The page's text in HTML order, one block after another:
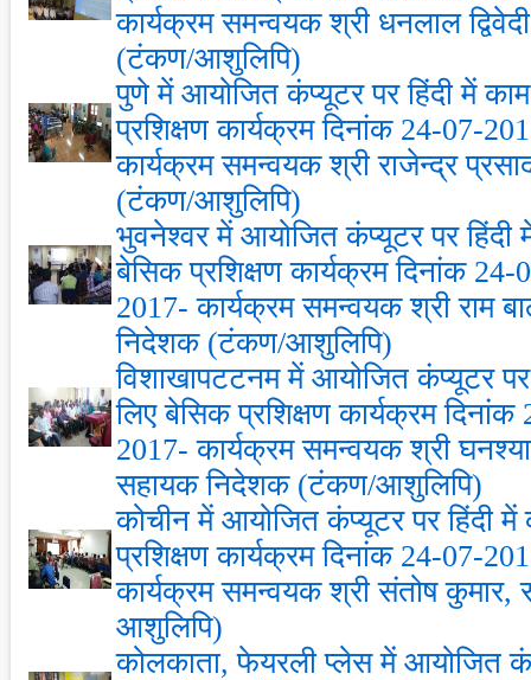
कार्यक्रम समन्‍वयक श्री धनलाल
(टंकण/आशुलिपि)
पुणे में आयोजित कंप्‍यूटर पर हिंदी में
प्रशिक्षण कार्यक्रम दिनांक 24-07-
कार्यक्रम समन्‍वयक श्री राजेन्‍द्र
(टंकण/आशुलिपि)
भुवनेश्‍वर में आयोजित कंप्‍यूटर पर
बेसिक प्रशिक्षण कार्यक्रम दिनांक
2017- कार्यक्रम समन्‍वयक श्री राम
निदेशक (टंकण/आशुलिपि)
विशाखापटटनम में आयोजित कंप्‍यूटर
लिए बेसिक प्रशिक्षण कार्यक्रम
2017- कार्यक्रम समन्‍वयक श्री
सहायक निदेशक (टंकण/आशुलिपि)
कोचीन में आयोजित कंप्‍यूटर पर हिंदी
प्रशिक्षण कार्यक्रम दिनांक 24-07-
कार्यक्रम समन्‍वयक श्री संतोष
आशुलिपि)
कोलकाता, फेयरली प्‍लेस में आयोजित